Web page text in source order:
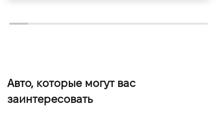
Авто, которые могут вас
заинтересовать